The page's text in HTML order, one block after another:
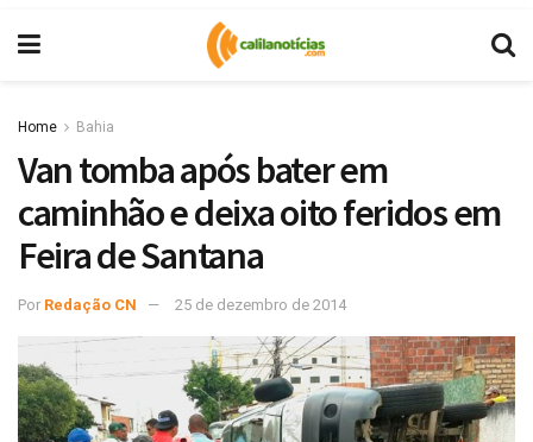
Home Bahia
Van tomba após bater em
caminhão e deixa oito feridos em
Feira de Santana
Por Redação CN 25 de dezembro de 2014